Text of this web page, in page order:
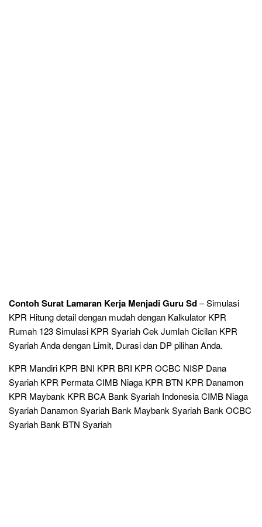
Contoh Surat Lamaran Kerja Menjadi Guru Sd– Simulasi
KPR Hitung detail dengan mudah dengan Kalkulator KPR
Rumah 123 Simulasi KPR Syariah Cek Jumlah Cicilan KPR
Syariah Anda dengan Limit, Durasi dan DP pilihan Anda.
KPR Mandiri KPR BNI KPR BRI KPR OCBC NISP Dana
Syariah KPR Permata CIMB Niaga KPR BTN KPR Danamon
KPR Maybank KPR BCA Bank Syariah Indonesia CIMB Niaga
Syariah Danamon Syariah Bank Maybank Syariah Bank OCBC
Syariah Bank BTN Syariah